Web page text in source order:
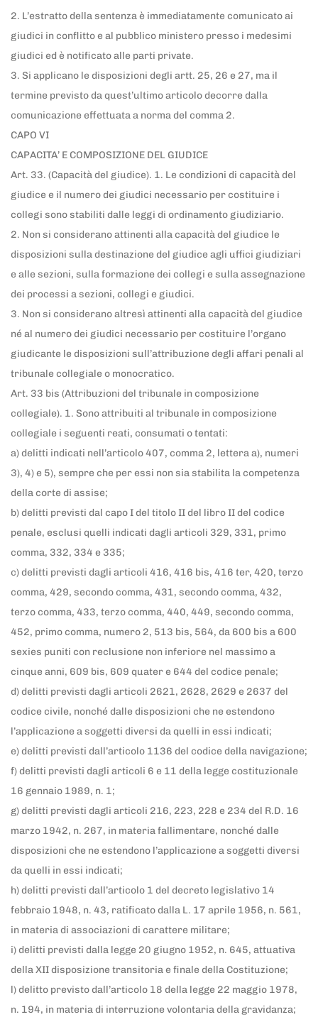
2. L’estratto della sentenza è immediatamente comunicato ai
giudici in conflitto e al pubblico ministero presso i medesimi
giudici ed è notificato alle parti private.
3. Si applicano le disposizioni degli artt. 25, 26 e 27, ma il
termine previsto da quest’ultimo articolo decorre dalla
comunicazione effettuata a norma del comma 2.
CAPO VI
CAPACITA’ E COMPOSIZIONE DEL GIUDICE
Art. 33. (Capacità del giudice). 1. Le condizioni di capacità del
giudice e il numero dei giudici necessario per costituire i
collegi sono stabiliti dalle leggi di ordinamento giudiziario.
2. Non si considerano attinenti alla capacità del giudice le
disposizioni sulla destinazione del giudice agli uffici giudiziari
e alle sezioni, sulla formazione dei collegi e sulla assegnazione
dei processi a sezioni, collegi e giudici.
3. Non si considerano altresì attinenti alla capacità del giudice
né al numero dei giudici necessario per costituire l’organo
giudicante le disposizioni sull’attribuzione degli affari penali al
tribunale collegiale o monocratico.
Art. 33 bis (Attribuzioni del tribunale in composizione
collegiale). 1. Sono attribuiti al tribunale in composizione
collegiale i seguenti reati, consumati o tentati:
a) delitti indicati nell’articolo 407, comma 2, lettera a), numeri
3), 4) e 5), sempre che per essi non sia stabilita la competenza
della corte di assise;
b) delitti previsti dal capo I del titolo II del libro II del codice
penale, esclusi quelli indicati dagli articoli 329, 331, primo
comma, 332, 334 e 335;
c) delitti previsti dagli articoli 416, 416 bis, 416 ter, 420, terzo
comma, 429, secondo comma, 431, secondo comma, 432,
terzo comma, 433, terzo comma, 440, 449, secondo comma,
452, primo comma, numero 2, 513 bis, 564, da 600 bis a 600
sexies puniti con reclusione non inferiore nel massimo a
cinque anni, 609 bis, 609 quater e 644 del codice penale;
d) delitti previsti dagli articoli 2621, 2628, 2629 e 2637 del
codice civile, nonché dalle disposizioni che ne estendono
l’applicazione a soggetti diversi da quelli in essi indicati;
e) delitti previsti dall’articolo 1136 del codice della navigazione;
f) delitti previsti dagli articoli 6 e 11 della legge costituzionale
16 gennaio 1989, n. 1;
g) delitti previsti dagli articoli 216, 223, 228 e 234 del R.D. 16
marzo 1942, n. 267, in materia fallimentare, nonché dalle
disposizioni che ne estendono l’applicazione a soggetti diversi
da quelli in essi indicati;
h) delitti previsti dall’articolo 1 del decreto legislativo 14
febbraio 1948, n. 43, ratificato dalla L. 17 aprile 1956, n. 561,
in materia di associazioni di carattere militare;
i) delitti previsti dalla legge 20 giugno 1952, n. 645, attuativa
della XII disposizione transitoria e finale della Costituzione;
l) delitto previsto dall’articolo 18 della legge 22 maggio 1978,
n. 194, in materia di interruzione volontaria della gravidanza;